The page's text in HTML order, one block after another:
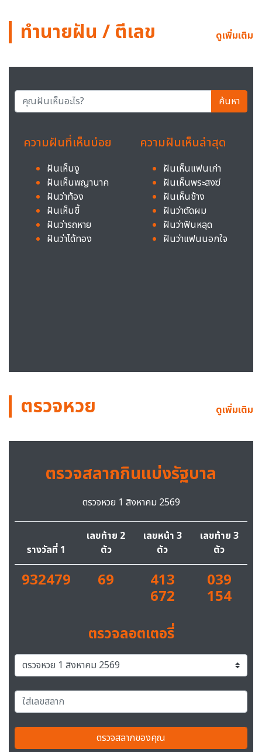
ทำนายฝัน / ตีเลข ดูเพิ่มเติม
ค้นหา
ความฝันที่เห็นบ่อย
ฝันเห็นงู
ฝันเห็นพญานาค
ฝันว่าท้อง
ฝันเห็นขี้
ฝันว่ารถหาย
ฝันว่าได้ทอง
ความฝันเห็นล่าสุด
ฝันเห็นแฟนเก่า
ฝันเห็นพระสงฆ์
ฝันเห็นช้าง
ฝันว่าตัดผม
ฝันว่าฟันหลุด
ฝันว่าแฟนนอกใจ
ตรวจหวย ดูเพิ่มเติม
ตรวจสลากกินแบ่งรัฐบาล
ตรวจหวย 1 สิงหาคม 2569
รางวัลที่ 1
เลขท้าย 2
ตัว
เลขหน้า 3
ตัว
เลขท้าย 3
ตัว
932479 69 413
672
039
154
ตรวจลอตเตอรี่
ตรวจสลากของคุณ